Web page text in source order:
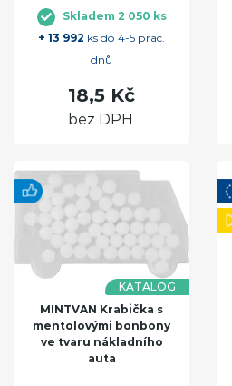
Skladem 2 050 ks
+ 13 992 ks do 4-5 prac.
dnů
18,5 Kč
bez DPH
KATALOG
MINTVAN Krabička s
mentolovými bonbony
ve tvaru nákladního
auta